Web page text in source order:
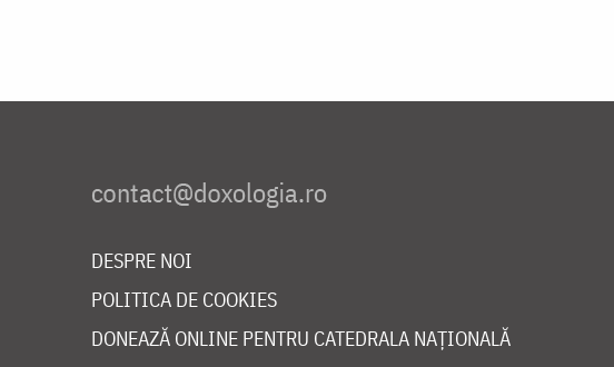
DESPRE NOI
POLITICA DE COOKIES
DONEAZĂ ONLINE PENTRU CATEDRALA NAȚIONALĂ